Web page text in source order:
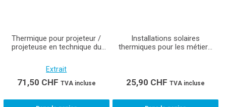
Thermique pour projeteur /
projeteuse en technique du
Extrait
71,50 CHF TVA incluse
Installations solaires
thermiques pour les métiers
25,90 CHF TVA incluse